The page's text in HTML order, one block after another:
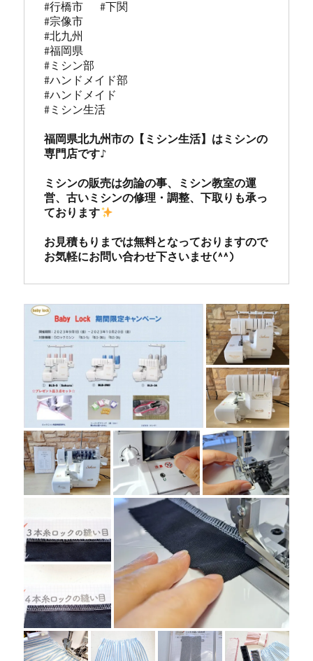
#行橋市   #下関
#宗像市
#北九州
#福岡県
#ミシン部
#ハンドメイド部
#ハンドメイド
福岡県北九州市の【ミシン生活】はミシンの
専門店です♪
ミシンの販売は勿論の事、ミシン教室の運
営、古いミシンの修理・調整、下取りも承っ
ております
お見積もりまでは無料となっておりますので
お気軽にお問い合わせ下さいませ(^^)